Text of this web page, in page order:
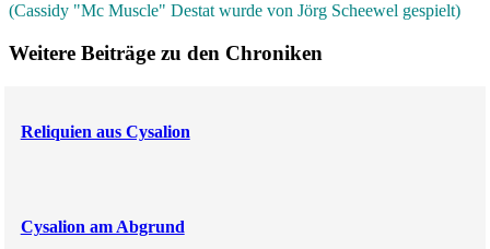
(Cassidy "Mc Muscle" Destat wurde von Jörg Scheewel gespielt)
Weitere Beiträge zu den Chroniken
Reliquien aus Cysalion
Cysalion am Abgrund